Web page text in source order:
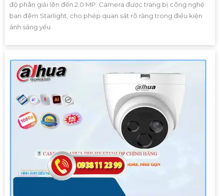
độ phân giải lên đến 2.0 MP. Camera được trang bị công nghệ
ban đêm Starlight, cho phép quan sát rõ ràng trong điều kiện
ánh sáng yếu